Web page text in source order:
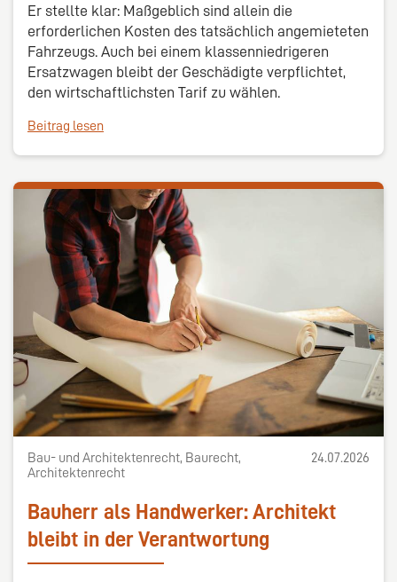
Er stellte klar: Maßgeblich sind allein die
erforderlichen Kosten des tatsächlich angemieteten
Fahrzeugs. Auch bei einem klassenniedrigeren
Ersatzwagen bleibt der Geschädigte verpflichtet,
den wirtschaftlichsten Tarif zu wählen.
Beitrag lesen
Bau- und Architektenrecht, Baurecht,
Architektenrecht
24.07.2026
Bauherr als Handwerker: Architekt
bleibt in der Verantwortung